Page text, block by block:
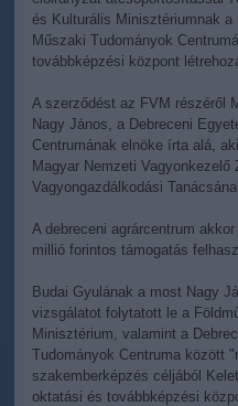
és Kulturális Minisztériumnak a
Műszaki Tudományok
továbbképzési központ
A szerződést az FVM részéről
Nagy János, a Debreceni
Centrumának elnöke írta alá,
Magyar Nemzeti Vagyonkezelő
Vagyongazdálkodási
A debreceni agrárcentrum
millió forintos támogatás
Budai Gyulának a most Nagy
vizsgálatot folytatott le a
Minisztérium, valamint a
Tudományok Centruma között
szakemberképzés céljából
oktatási és továbbképzési